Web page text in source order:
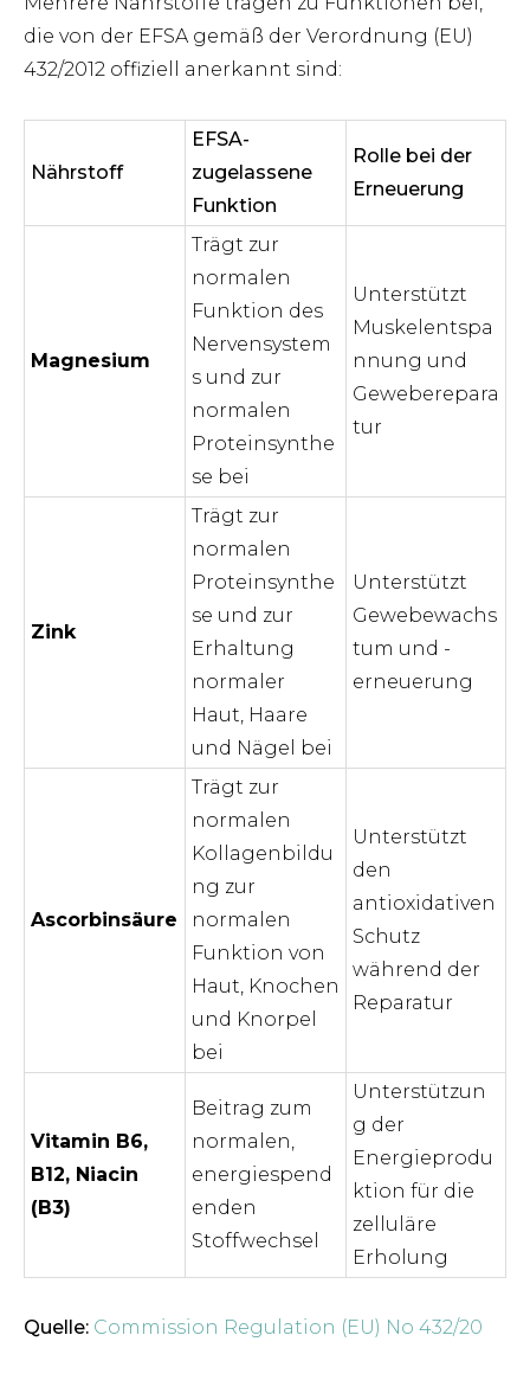
die von der EFSA gemäß der Verordnung (EU)
432/2012 offiziell anerkannt sind:
Nährstoff
EFSA-
zugelassene
Funktion
Rolle bei der
Erneuerung
Magnesium
Trägt zur
normalen
Funktion des
Nervensystem
s und zur
normalen
Proteinsynthe
se bei
Unterstützt
Muskelentspa
nnung und
Geweberepara
tur
Zink
Trägt zur
normalen
Proteinsynthe
se und zur
Erhaltung
normaler
Haut, Haare
und Nägel bei
Unterstützt
Gewebewachs
tum und -
erneuerung
Ascorbinsäure
Trägt zur
normalen
Kollagenbildu
ng zur
normalen
Funktion von
Haut, Knochen
und Knorpel
bei
Unterstützt
den
antioxidativen
Schutz
während der
Reparatur
Vitamin B6,
B12, Niacin
(B3)
Beitrag zum
normalen,
energiespend
enden
Stoffwechsel
Unterstützun
g der
Energieprodu
ktion für die
zelluläre
Erholung
Quelle: Commission Regulation (EU) No 432/20